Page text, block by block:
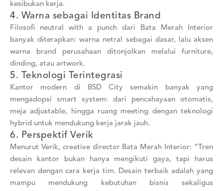
kesibukan kerja.
4. Warna sebagai Identitas Brand
Filosofi neutral with a punch dari Bata Merah Interior
banyak diterapkan: warna netral sebagai dasar, lalu aksen
warna brand perusahaan ditonjolkan melalui furniture,
dinding, atau artwork.
5. Teknologi Terintegrasi
Kantor modern di BSD City semakin banyak yang
mengadopsi smart system: dari pencahayaan otomatis,
meja adjustable, hingga ruang meeting dengan teknologi
hybrid untuk mendukung kerja jarak jauh.
6. Perspektif Verik
Menurut Verik, creative director Bata Merah Interior: “Tren
desain kantor bukan hanya mengikuti gaya, tapi harus
relevan dengan cara kerja tim. Desain terbaik adalah yang
mampu mendukung kebutuhan bisnis sekaligus